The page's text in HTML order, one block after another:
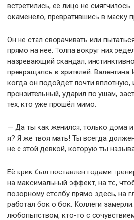
встретились, её лицо не
окаменело, превратившись в маску
Он не стал сворачивать или
прямо на неё. Толпа вокруг них
назревающий скандал,
превращаясь в зрителей.
когда он подойдёт почти вплотную,
пронзительный, ударил по ушам,
тех, кто уже прошёл мимо.
— Да ты как женился, только дома
я? Я же твоя мать! Ты всегда
не с этой девкой, которую ты
Её крик был поставлен годами
на максимальный эффект, на то,
позорному столбу прямо здесь, на
работал бок о бок. Коллеги
любопытством, кто-то с